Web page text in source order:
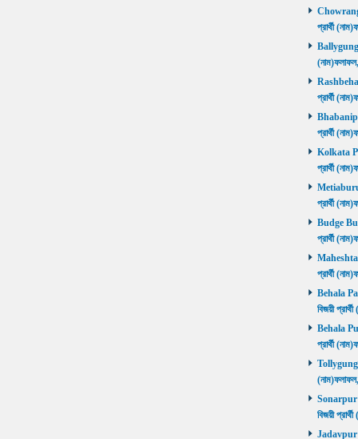
প্রার্থী
Ballygunge
প্রার্থী
প্রার্থী
Kolkata
প্রার্থী
Metiaburuz
প্রার্থী
Budge
প্রার্থী
প্রার্থী
Behala
বিজয়ী
Behala
প্রার্থী
Tollygunge
Sonarpur
বিজয়ী
Jadavpur